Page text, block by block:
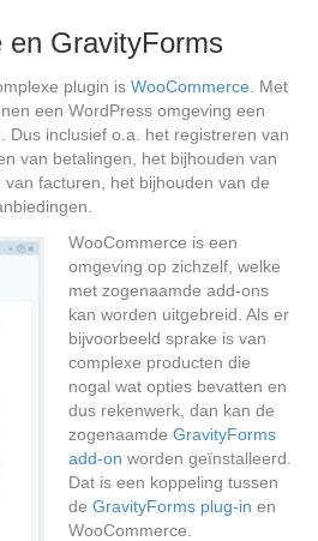
en GravityForms
plugin is WooCommerce . Met
een WordPress omgeving een
Dus inclusief o.a. het registreren van
van betalingen, het bijhouden van
facturen, het bijhouden van de
WooCommerce is een
omgeving op zichzelf, welke
met zogenaamde add-ons
kan worden uitgebreid. Als er
bijvoorbeeld sprake is van
complexe producten die
nogal wat opties bevatten en
dus rekenwerk, dan kan de
zogenaamde GravityForms
add-on worden geïnstalleerd.
Dat is een koppeling tussen
de GravityForms plug-in en
WooCommerce.